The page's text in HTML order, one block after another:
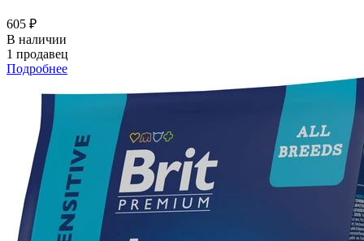
605 ₽
В наличии
1 продавец
Подробнее